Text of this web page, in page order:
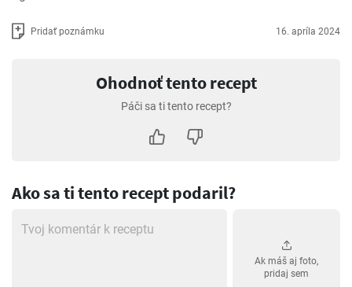
Pridať poznámku 16. apríla 2024
Ohodnoť tento recept
Páči sa ti tento recept?
Ako sa ti tento recept podaril?
Ak máš aj foto,
pridaj sem